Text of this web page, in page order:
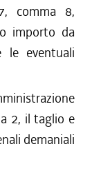
comma 8,
importo da
le eventuali
2, il taglio e
demaniali